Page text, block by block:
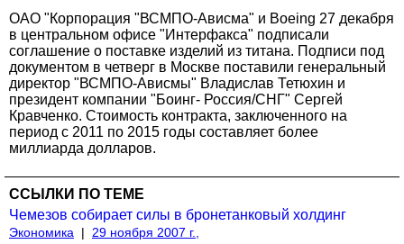
ОАО "Корпорация "ВСМПО-Ависма" и Boeing 27 декабря
в центральном офисе "Интерфакса" подписали
соглашение о поставке изделий из титана. Подписи под
документом в четверг в Москве поставили генеральный
директор "ВСМПО-Ависмы" Владислав Тетюхин и
президент компании "Боинг- Россия/СНГ" Сергей
Кравченко. Стоимость контракта, заключенного на
период с 2011 по 2015 годы составляет более
миллиарда долларов.
ССЫЛКИ ПО ТЕМЕ
Чемезов собирает силы в бронетанковый холдинг
Экономика | 29 ноября 2007 г.,